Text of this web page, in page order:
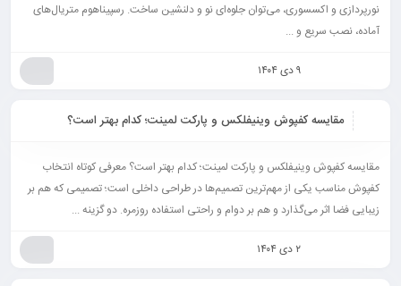
نورپردازی و اکسسوری، می‌توان جلوه‌ای نو و دلنشین ساخت. رسپیناهوم متریال‌های
آماده، نصب سریع و ...
۹ دی ۱۴۰۴
مقایسه کفپوش وینیفلکس و پارکت لمینت؛ کدام بهتر است؟
مقایسه کفپوش وینیفلکس و پارکت لمینت؛ کدام بهتر است؟ معرفی کوتاه انتخاب
کفپوش مناسب یکی از مهم‌ترین تصمیم‌ها در طراحی داخلی است؛ تصمیمی که هم بر
زیبایی فضا اثر می‌گذارد و هم بر دوام و راحتی استفاده روزمره. دو گزینه ...
۲ دی ۱۴۰۴